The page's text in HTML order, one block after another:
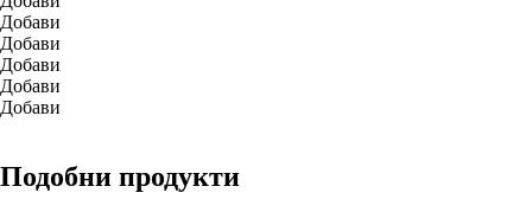
Добави
Добави
Добави
Добави
Добави
Подобни продукти